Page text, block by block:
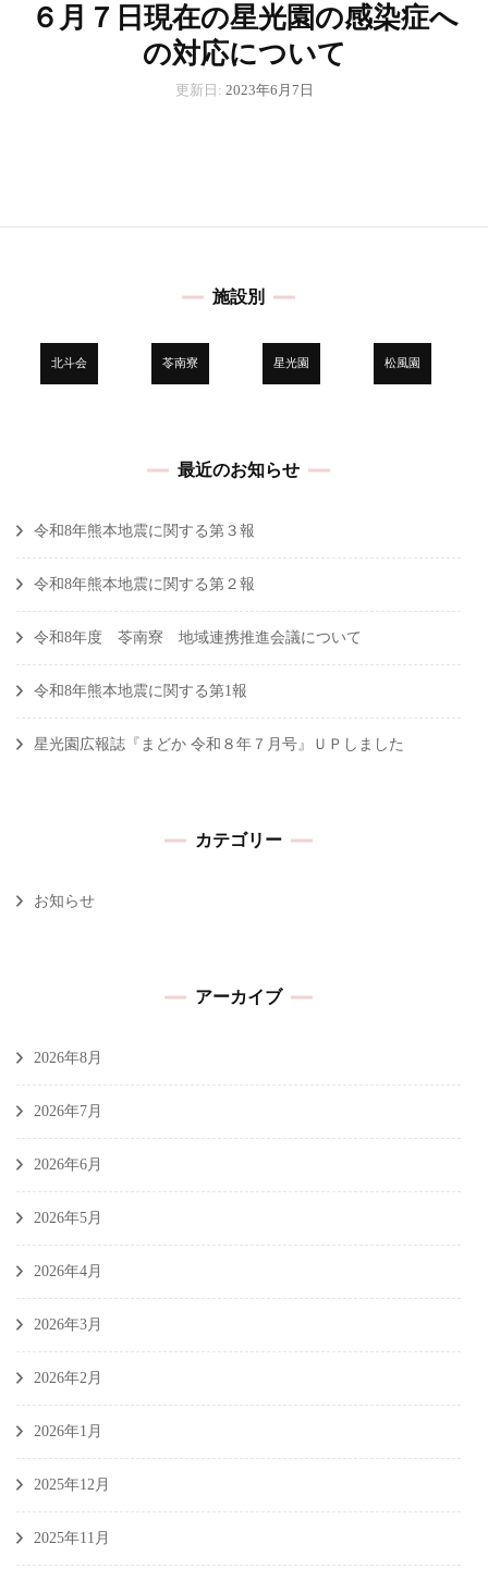
６月７日現在の星光園の感染症へ
の対応について
更新日: 2023年6月7日
施設別
北斗会 苓南寮 星光園 松風園
最近のお知らせ
令和8年熊本地震に関する第３報
令和8年熊本地震に関する第２報
令和8年度 苓南寮 地域連携推進会議について
令和8年熊本地震に関する第1報
星光園広報誌『まどか 令和８年７月号』ＵＰしました
カテゴリー
お知らせ
アーカイブ
2026年8月
2026年7月
2026年6月
2026年5月
2026年4月
2026年3月
2026年2月
2026年1月
2025年12月
2025年11月